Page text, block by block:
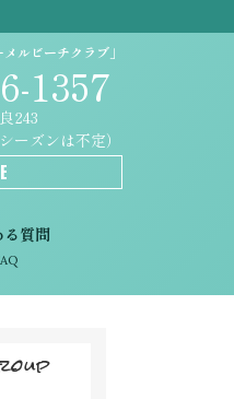
る質問
ルビーチクラブ」
1357
243
ーズンは不定）